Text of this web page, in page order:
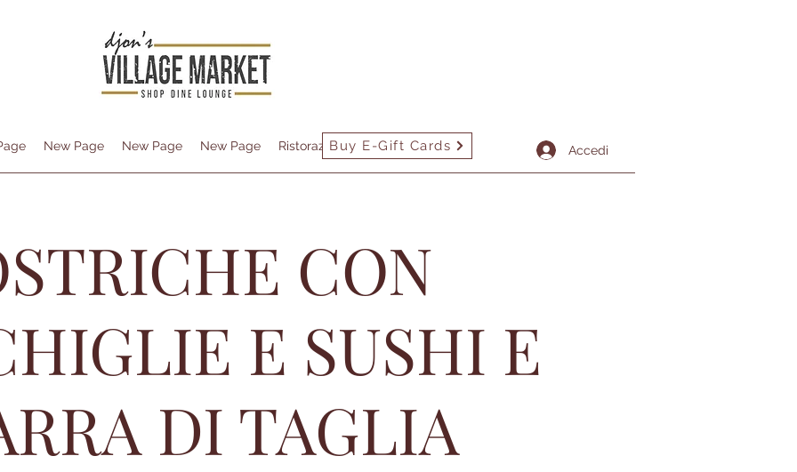
New Page New Page New Page Ristorazione Contatto More
Buy E-Gift Cards Accedi
CON
E SUSHI E
DI TAGLIA